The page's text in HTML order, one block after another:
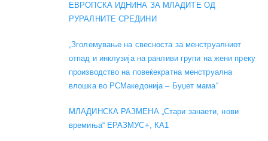
ЕВРОПСКА ИДНИНА ЗА МЛАДИТЕ ОД
РУРАЛНИТЕ СРЕДИНИ
„Зголемување на свесноста за менструалниот
отпад и инклузија на ранливи групи на жени преку
производство на повеќекратна менструална
влошка во РСМакедонија – Буџет мама“
МЛАДИНСКА РАЗМЕНА „Стари занаети, нови
времиња“ ЕРАЗМУС+, КА1